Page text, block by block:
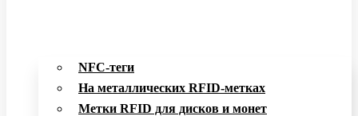
NFC-теги
На металлических RFID-метках
Метки RFID для дисков и монет